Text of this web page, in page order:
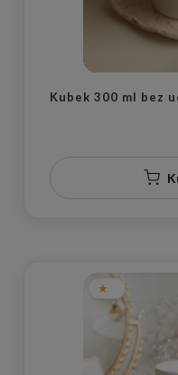
Kubek 300 ml bez